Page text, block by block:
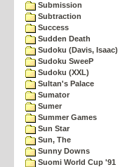
Submission
Subtraction
Success
Sudden Death
Sudoku (Davis, Isaac)
Sudoku SweeP
Sudoku (XXL)
Sultan's Palace
Sumator
Sumer
Summer Games
Sun Star
Sun, The
Sunny Downs
Suomi World Cup '91